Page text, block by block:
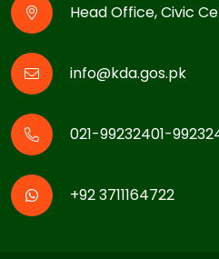
Head Office, Civic
info@kda.gos.pk
021-99232401-
+92 3711164722